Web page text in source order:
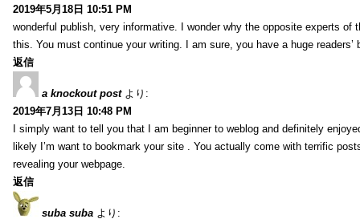
2019年5月18日 10:51 PM
wonderful publish, very informative. I wonder why the opposite experts of
this. You must continue your writing. I am sure, you have a huge readers’
返信
a knockout post より:
2019年7月13日 10:48 PM
I simply want to tell you that I am beginner to weblog and definitely
likely I’m want to bookmark your site . You actually come with terrific
revealing your webpage.
返信
suba suba より: